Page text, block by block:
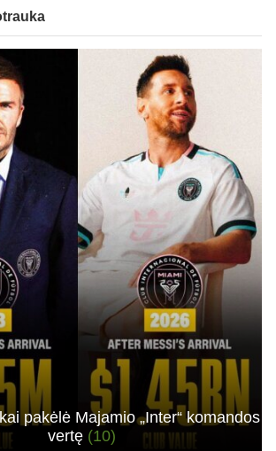
pakėlė Majamio „Inter“ komandos
vertę (10)